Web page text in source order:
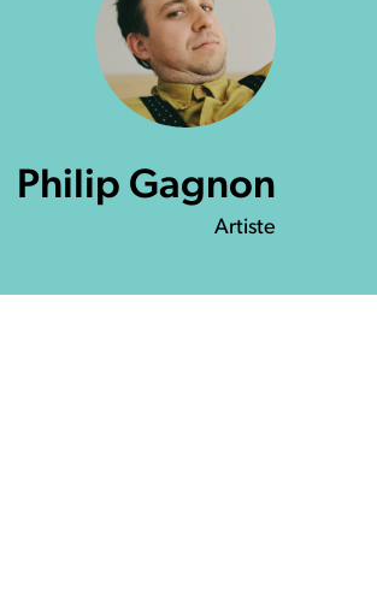
Philip Gagnon
Artiste